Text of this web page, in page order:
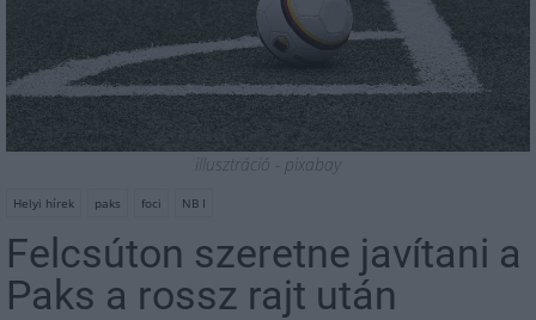
illusztráció - pixabay
Helyi hírek paks foci NB I
Felcsúton szeretne javítani a
Paks a rossz rajt után